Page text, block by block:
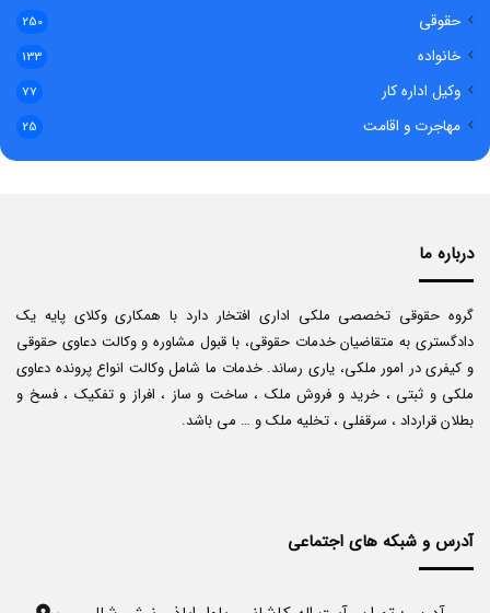
حقوقی 250
خانواده 133
وکیل اداره کار 77
مهاجرت و اقامت 25
درباره ما
گروه حقوقی تخصصی ملکی اداری افتخار دارد با همکاری وکلای پایه یک
دادگستری به متقاضیان خدمات حقوقی، با قبول مشاوره و وکالت دعاوی حقوقی
و کیفری در امور ملکی، یاری رساند. خدمات ما شامل وکالت انواع پرونده دعاوی
ملکی و ثبتی ، خرید و فروش ملک ، ساخت و ساز ، افراز و تفکیک ، فسخ و
بطلان قرارداد ، سرقفلی ، تخلیه ملک و … می باشد.
آدرس و شبکه های اجتماعی